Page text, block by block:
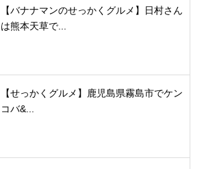
【バナナマンのせっかくグルメ】日村さん
は熊本天草で...
【せっかくグルメ】鹿児島県霧島市でケン
コバ&...